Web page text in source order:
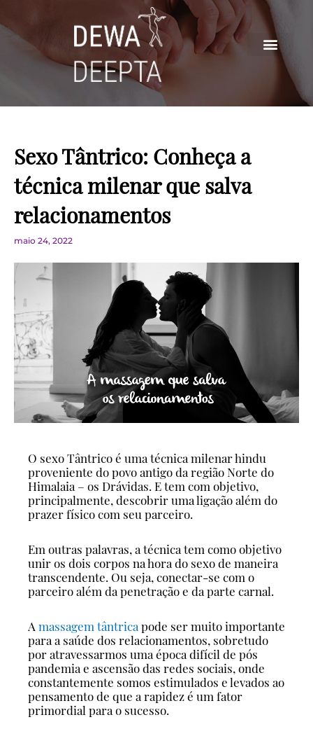
para
Sexo Tântrico: Conheça a
técnica milenar que salva
relacionamentos
maio 24, 2022
O sexo Tântrico é uma técnica milenar hindu
proveniente do povo antigo da região Norte do
Himalaia – os Drávidas. E tem com objetivo,
principalmente, descobrir uma ligação além do
prazer físico com seu parceiro.
Em outras palavras, a técnica tem como objetivo
unir os dois corpos na hora do sexo de maneira
transcendente. Ou seja, conectar-se com o
parceiro além da penetração e da parte carnal.
A massagem tântrica pode ser muito importante
para a saúde dos relacionamentos, sobretudo
por atravessarmos uma época difícil de pós
pandemia e ascensão das redes sociais, onde
constantemente somos estimulados e levados ao
pensamento de que a rapidez é um fator
primordial para o sucesso.